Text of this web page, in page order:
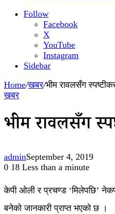
Follow
Facebook
X
YouTube
Instagram
Sidebar
Home/खबर/भीम रावलसँग
खबर
भीम रावलसँग
adminSeptember 4, 2019
0 18 Less than a minute
केपी ओली र प्रचण्ड ‘मिलेपछि’
बनेको जानकारी प्राप्त भएको छ ।